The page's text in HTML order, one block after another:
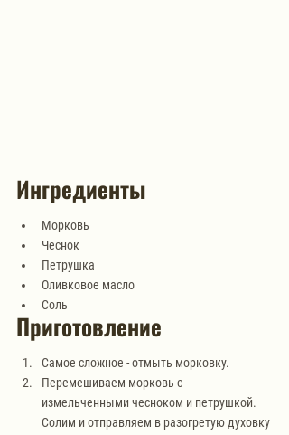
Ингредиенты
Морковь
Чеснок
Петрушка
Оливковое масло
Соль
Приготовление
Самое сложное - отмыть морковку.
Перемешиваем морковь с
измельченными чесноком и петрушкой.
Солим и отправляем в разогретую духовку